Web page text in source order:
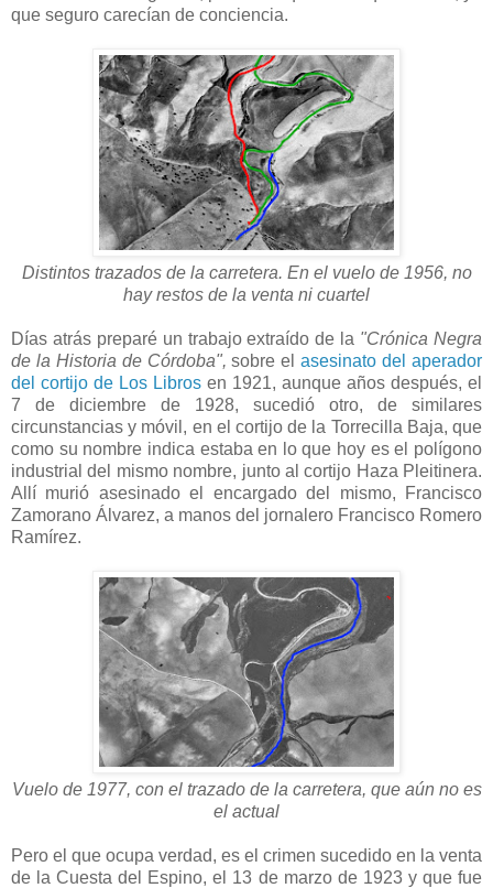
que seguro carecían de conciencia.
Distintos trazados de la carretera. En el vuelo de 1956, no
hay restos de la venta ni cuartel
Días atrás preparé un trabajo extraído de la "Crónica Negra
de la Historia de Córdoba", sobre elasesinato del aperador
del cortijo de Los Libros en 1921, aunque años después, el
7 de diciembre de 1928, sucedió otro, de similares
circunstancias y móvil, en el cortijo de la Torrecilla Baja, que
como su nombre indica estaba en lo que hoy es el polígono
industrial del mismo nombre, junto al cortijo Haza Pleitinera.
Allí murió asesinado el encargado del mismo, Francisco
Zamorano Álvarez, a manos del jornalero Francisco Romero
Ramírez.
Vuelo de 1977, con el trazado de la carretera, que aún no es
el actual
Pero el que ocupa verdad, es el crimen sucedido en la venta
de la Cuesta del Espino, el 13 de marzo de 1923 y que fue